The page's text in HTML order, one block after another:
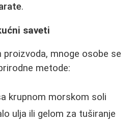
.
saveti
mnoge osobe se
metode:
krupnom morskom soli
ulja ili gelom za tuširanje